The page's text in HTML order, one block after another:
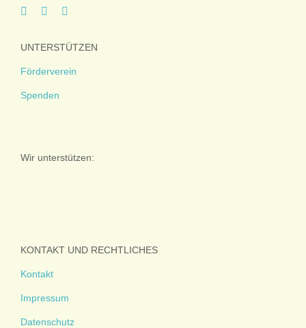
UNTERSTÜTZEN
Förderverein
Spenden
Wir unterstützen:
KONTAKT UND RECHTLICHES
Kontakt
Impressum
Datenschutz